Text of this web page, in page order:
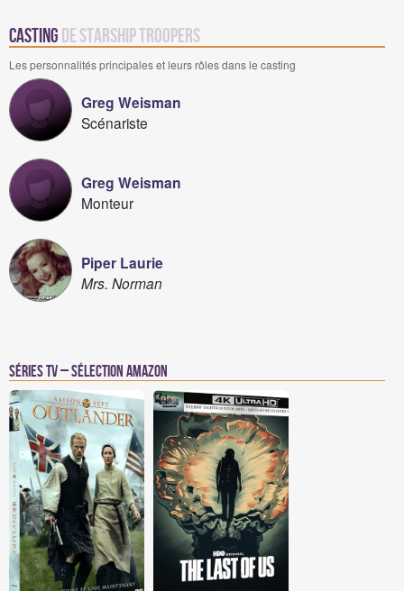
Casting de Starship Troopers
Les personnalités principales et leurs rôles dans le casting
Greg Weisman
Scénariste
Greg Weisman
Monteur
Piper Laurie
Mrs. Norman
Séries TV – Sélection Amazon